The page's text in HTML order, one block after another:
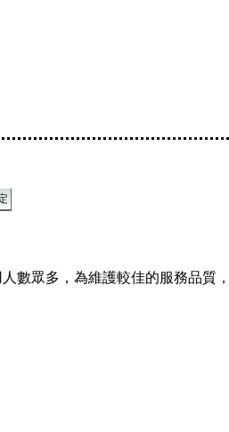
數眾多，為維護較佳的服務品質